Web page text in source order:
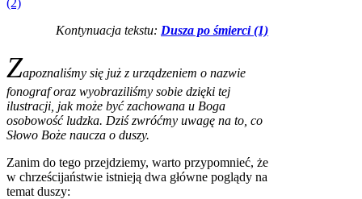
Kontynuacja tekstu: Dusza po śmierci (1)
Zapoznaliśmy się już z urządzeniem o nazwie
fonograf oraz wyobraziliśmy sobie dzięki tej
ilustracji, jak może być zachowana u Boga
osobowość ludzka. Dziś zwróćmy uwagę na to, co
Słowo Boże naucza o duszy.
Zanim do tego przejdziemy, warto przypomnieć, że
w chrześcijaństwie istnieją dwa główne poglądy na
temat duszy: